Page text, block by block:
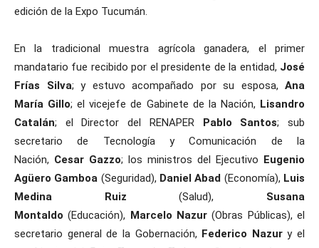
edición de la Expo Tucumán.
En la tradicional muestra agrícola ganadera, el primer
mandatario fue recibido por el presidente de la entidad, José
Frías Silva; y estuvo acompañado por su esposa, Ana
María Gillo; el vicejefe de Gabinete de la Nación, Lisandro
Catalán; el Director del RENAPER Pablo Santos; sub
secretario de Tecnología y Comunicación de la
Nación, Cesar Gazzo; los ministros del Ejecutivo Eugenio
Agüero Gamboa (Seguridad), Daniel Abad (Economía), Luis
Medina Ruiz(Salud), Susana
Montaldo (Educación), Marcelo Nazur (Obras Públicas), el
secretario general de la Gobernación, Federico Nazury el